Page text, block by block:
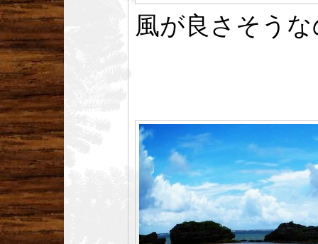
風が良さそう